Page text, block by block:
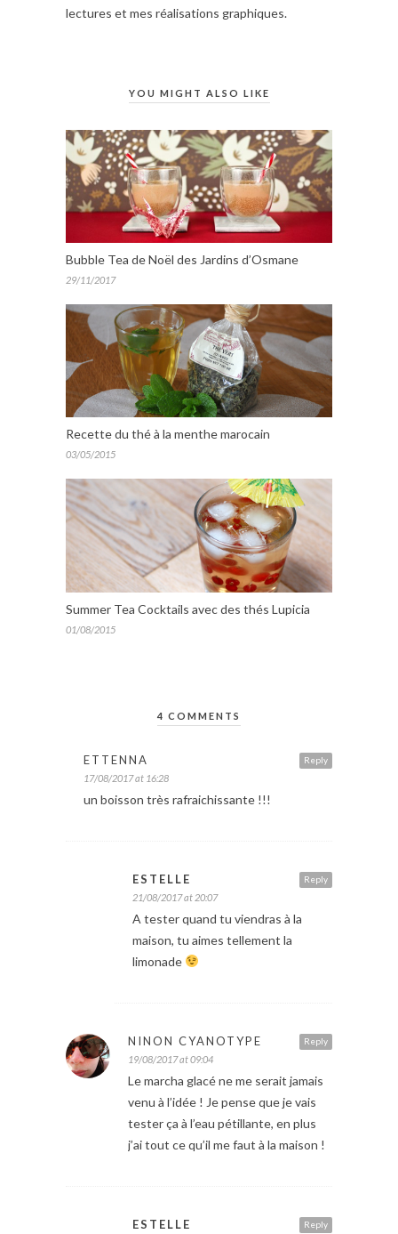
lectures et mes réalisations graphiques.
YOU MIGHT ALSO LIKE
Bubble Tea de Noël des Jardins d’Osmane
29/11/2017
Recette du thé à la menthe marocain
03/05/2015
Summer Tea Cocktails avec des thés Lupicia
01/08/2015
4 COMMENTS
Reply
ETTENNA
17/08/2017 at 16:28
un boisson très rafraichissante !!!
Reply
ESTELLE
21/08/2017 at 20:07
A tester quand tu viendras à la
maison, tu aimes tellement la
limonade
Reply
NINON CYANOTYPE
19/08/2017 at 09:04
Le marcha glacé ne me serait jamais
venu à l’idée ! Je pense que je vais
tester ça à l’eau pétillante, en plus
j’ai tout ce qu’il me faut à la maison !
Reply
ESTELLE